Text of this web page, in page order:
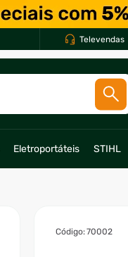
Televendas
Eletroportáteis STIHL
:70002